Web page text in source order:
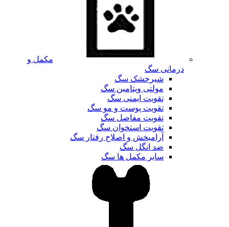
مکمل و
درمانی سگ
شیرخشک سگ
مولتی ویتامین سگ
تقویت ایمنی سگ
تقویت پوست و مو سگ
تقویت مفاصل سگ
تقویت استخوان سگ
آرامبخش و اصلاح رفتار سگ
ضد انگل سگ
سایر مکمل ها سگ